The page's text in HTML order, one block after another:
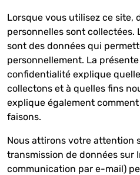
Lorsque vous utilisez ce site,
personnelles sont collectées.
sont des données qui
personnellement. La
confidentialité explique
collectons et à quelles fins
explique également
faisons.
Nous attirons votre attention
transmission de données sur
communication par e-mail)